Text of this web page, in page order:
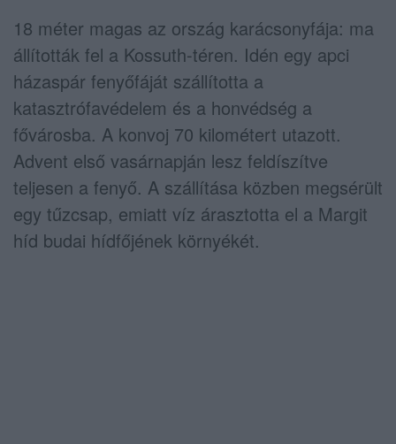
18 méter magas az ország karácsonyfája: ma
állították fel a Kossuth-téren. Idén egy apci
házaspár fenyőfáját szállította a
katasztrófavédelem és a honvédség a
fővárosba. A konvoj 70 kilométert utazott.
Advent első vasárnapján lesz feldíszítve
teljesen a fenyő. A szállítása közben megsérült
egy tűzcsap, emiatt víz árasztotta el a Margit
híd budai hídfőjének környékét.